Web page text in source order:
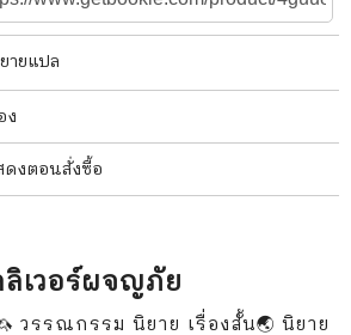
ายแปล
ง
ดงตอนสั่งซื้อ
เวอร์ผจญภัย
วรรณกรรม นิยาย เรื่องสั้น🌏 นิยาย